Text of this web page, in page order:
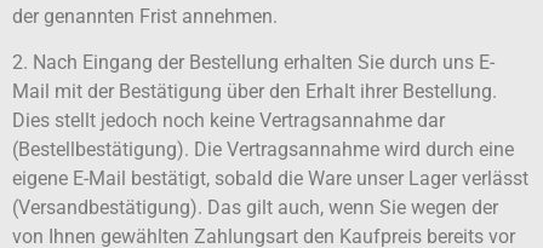
der genannten Frist annehmen.
2. Nach Eingang der Bestellung erhalten Sie durch uns E-
Mail mit der Bestätigung über den Erhalt ihrer Bestellung.
Dies stellt jedoch noch keine Vertragsannahme dar
(Bestellbestätigung). Die Vertragsannahme wird durch eine
eigene E-Mail bestätigt, sobald die Ware unser Lager verlässt
(Versandbestätigung). Das gilt auch, wenn Sie wegen der
von Ihnen gewählten Zahlungsart den Kaufpreis bereits vor